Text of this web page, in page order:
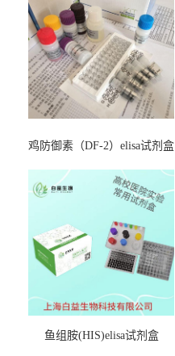
鸡防御素（DF-2）elisa试剂盒
鱼组胺(HIS)elisa试剂盒